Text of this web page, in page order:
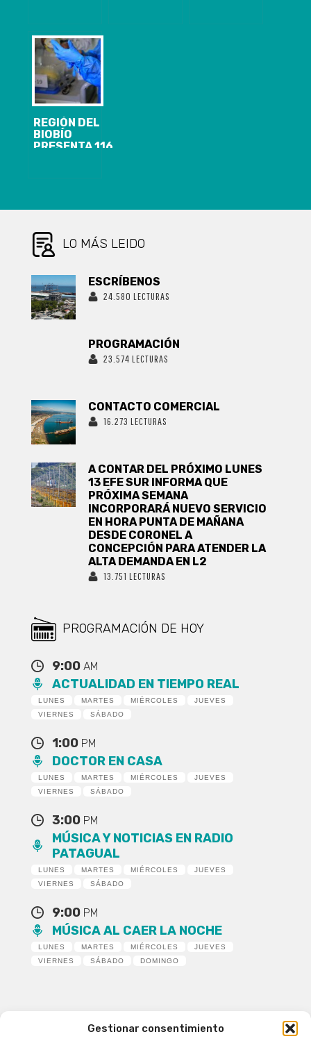
Gestionar consentimiento
ACTIVOS
REGIÓN DEL
BIOBÍO
PRESENTA 116
LO MÁS LEIDO
ESCRÍBENOS
24.580 LECTURAS
PROGRAMACIÓN
23.574 LECTURAS
CONTACTO COMERCIAL
16.273 LECTURAS
A CONTAR DEL PRÓXIMO LUNES
13 EFE SUR INFORMA QUE
PRÓXIMA SEMANA
INCORPORARÁ NUEVO SERVICIO
EN HORA PUNTA DE MAÑANA
DESDE CORONEL A
CONCEPCIÓN PARA ATENDER LA
ALTA DEMANDA EN L2
13.751 LECTURAS
PROGRAMACIÓN DE HOY
9:00 AM
ACTUALIDAD EN TIEMPO REAL
LUNES MARTES MIÉRCOLES
JUEVES
VIERNES
SÁBADO
1:00 PM
DOCTOR EN CASA
LUNES MARTES MIÉRCOLES
JUEVES
VIERNES
SÁBADO
3:00 PM
MÚSICA Y NOTICIAS EN RADIO
PATAGUAL
LUNES MARTES MIÉRCOLES
JUEVES
VIERNES
SÁBADO
9:00 PM
MÚSICA AL CAER LA NOCHE
LUNES MARTES MIÉRCOLES
JUEVES
VIERNES
SÁBADO DOMINGO